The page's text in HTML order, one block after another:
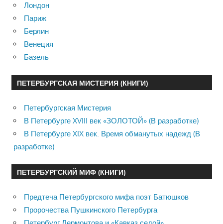
Лондон
Париж
Берлин
Венеция
Базель
ПЕТЕРБУРГСКАЯ МИСТЕРИЯ (КНИГИ)
Петербургская Мистерия
В Петербурге XVIII век «ЗОЛОТОЙ» (В разработке)
В Петербурге XIX век. Время обманутых надежд (В
разработке)
ПЕТЕРБУРГСКИЙ МИФ (КНИГИ)
Предтеча Петербургского мифа поэт Батюшков
Пророчества Пушкинского Петербурга